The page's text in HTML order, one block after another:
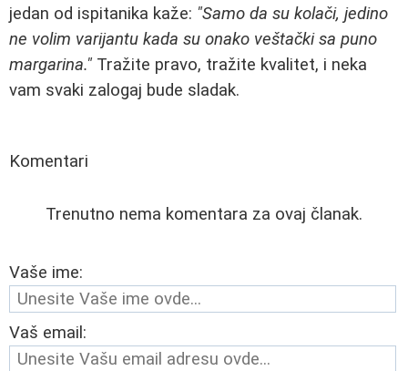
jedan od ispitanika kaže: "Samo da su kolači, jedino
ne volim varijantu kada su onako veštački sa puno
margarina." Tražite pravo, tražite kvalitet, i neka
vam svaki zalogaj bude sladak.
Komentari
Trenutno nema komentara za ovaj članak.
Vaše ime:
Vaš email: